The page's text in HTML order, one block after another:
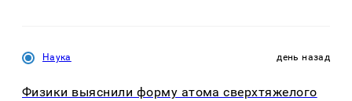
Наука день назад
Физики выяснили форму атома сверхтяжелого